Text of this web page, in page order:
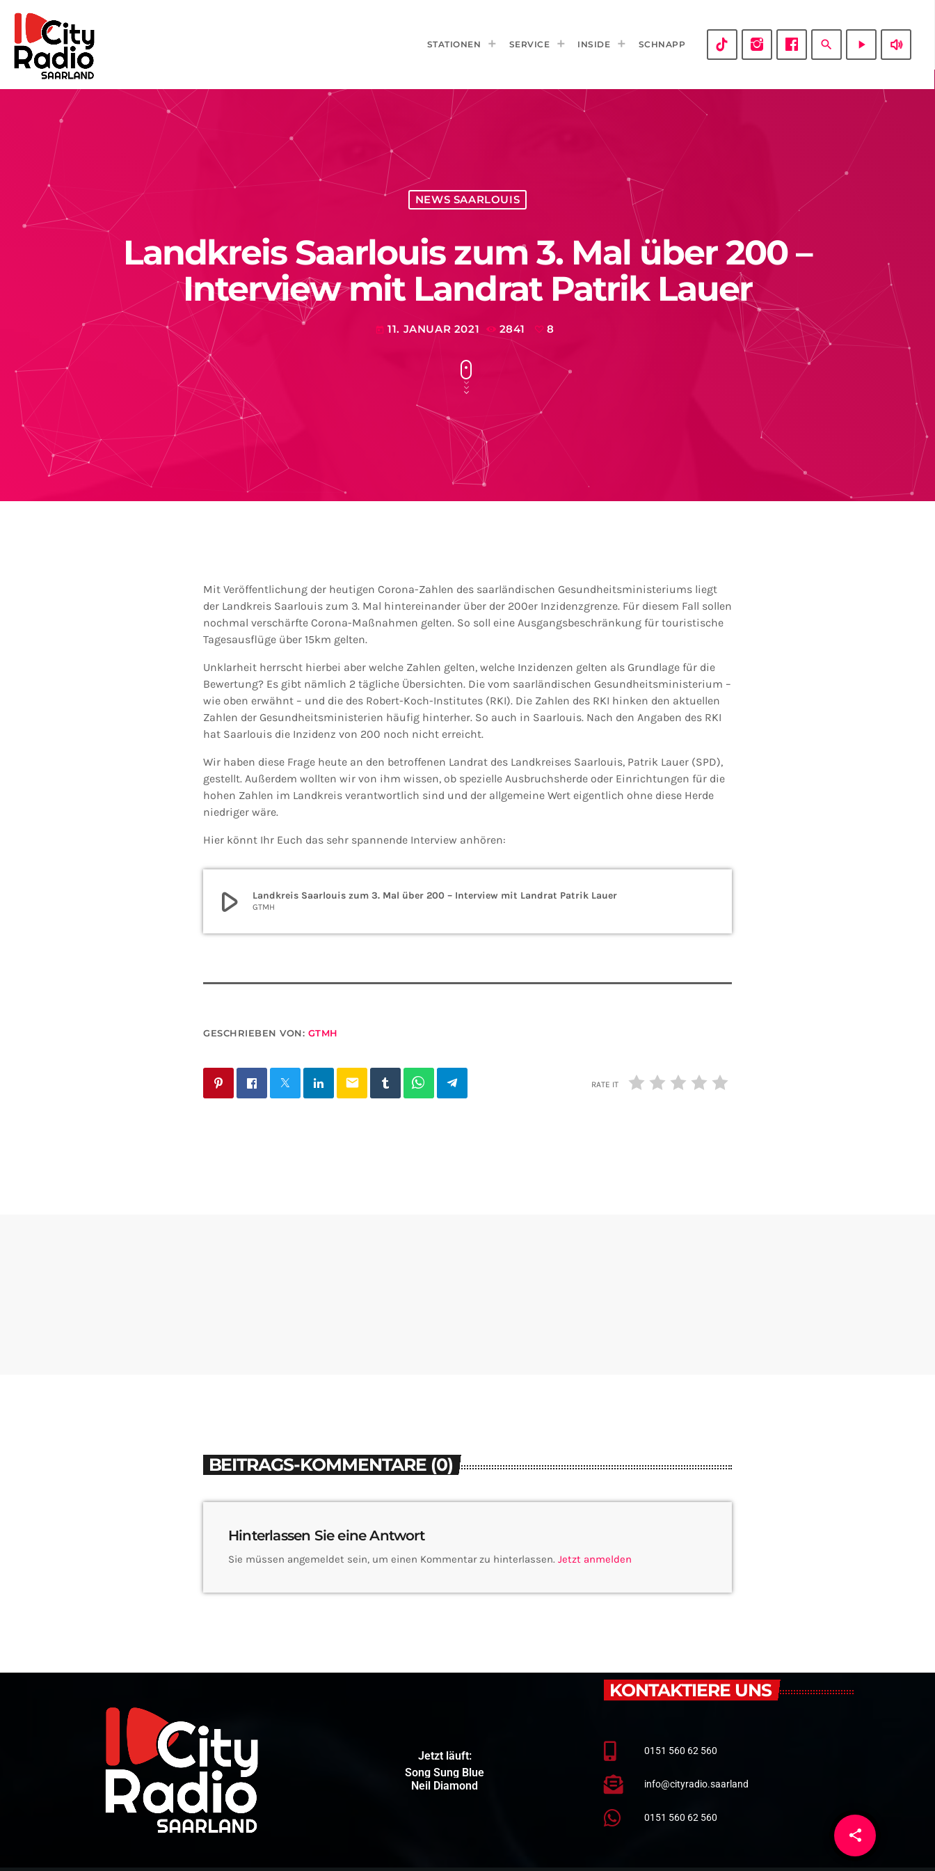
STATIONEN SERVICE INSIDE SCHNAPP search play_arrow volume_up
NEWS SAARLOUIS
Landkreis Saarlouis zum 3. Mal über 200 –
Interview mit Landrat Patrik Lauer
today 11. JANUAR 2021 2841 8
share
email
Mit Veröffentlichung der heutigen Corona-Zahlen des saarländischen Gesundheitsministeriums liegt
der Landkreis Saarlouis zum 3. Mal hintereinander über der 200er Inzidenzgrenze. Für diesem Fall sollen
nochmal verschärfte Corona-Maßnahmen gelten. So soll eine Ausgangsbeschränkung für touristische
Tagesausflüge über 15km gelten.
Unklarheit herrscht hierbei aber welche Zahlen gelten, welche Inzidenzen gelten als Grundlage für die
Bewertung? Es gibt nämlich 2 tägliche Übersichten. Die vom saarländischen Gesundheitsministerium –
wie oben erwähnt – und die des Robert-Koch-Institutes (RKI). Die Zahlen des RKI hinken den aktuellen
Zahlen der Gesundheitsministerien häufig hinterher. So auch in Saarlouis. Nach den Angaben des RKI
hat Saarlouis die Inzidenz von 200 noch nicht erreicht.
Wir haben diese Frage heute an den betroffenen Landrat des Landkreises Saarlouis, Patrik Lauer (SPD),
gestellt. Außerdem wollten wir von ihm wissen, ob spezielle Ausbruchsherde oder Einrichtungen für die
hohen Zahlen im Landkreis verantwortlich sind und der allgemeine Wert eigentlich ohne diese Herde
niedriger wäre.
Hier könnt Ihr Euch das sehr spannende Interview anhören:
play_arrow Landkreis Saarlouis zum 3. Mal über 200 – Interview mit Landrat Patrik Lauer
GTMH
GESCHRIEBEN VON: GTMH
email RATE IT
BEITRAGS-KOMMENTARE (0)
Hinterlassen Sie eine Antwort
Sie müssen angemeldet sein, um einen Kommentar zu hinterlassen. Jetzt anmelden
Jetzt läuft:
Song Sung Blue
Neil Diamond
KONTAKTIERE UNS
0151 560 62 560
info@cityradio.saarland
0151 560 62 560